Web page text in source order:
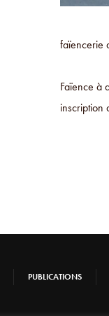
faïencerie
Faïence à
inscription
PUBLICATIONS